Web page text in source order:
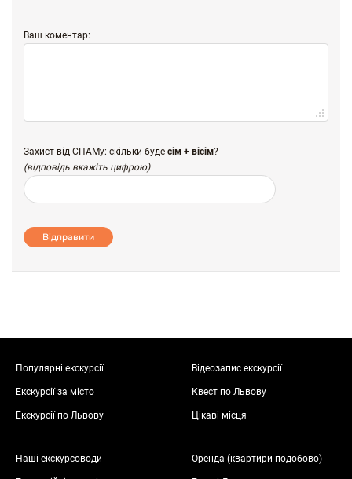
Ваш коментар:
Захист від СПАМу: скільки буде сім + вісім?
(відповідь вкажіть цифрою)
Відправити
Популярні екскурсії
Екскурсії за місто
Екскурсії по Львову
Відеозапис екскурсії
Квест по Львову
Цікаві місця
Наші екскурсоводи Оренда (квартири подобово)